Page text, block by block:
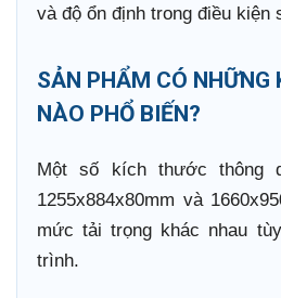
và độ ổn định trong điều kiện
SẢN PHẨM CÓ NHỮNG
NÀO PHỔ BIẾN?
Một số kích thước thông
1255x884x80mm và
mức tải trọng khác nhau
trình.